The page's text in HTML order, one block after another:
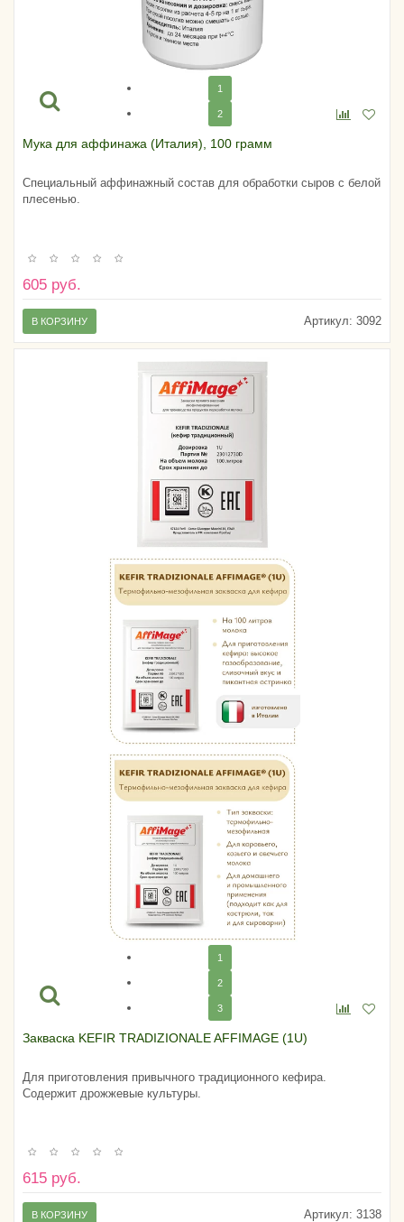
1
2
Мука для аффинажа (Италия), 100 грамм
Специальный аффинажный состав для обработки сыров с белой
плесенью.
605 руб.
Артикул: 3092
В КОРЗИНУ
1
2
3
Закваска KEFIR TRADIZIONALE AFFIMAGE (1U)
Для приготовления привычного традиционного кефира.
Содержит дрожжевые культуры.
615 руб.
Артикул: 3138
В КОРЗИНУ